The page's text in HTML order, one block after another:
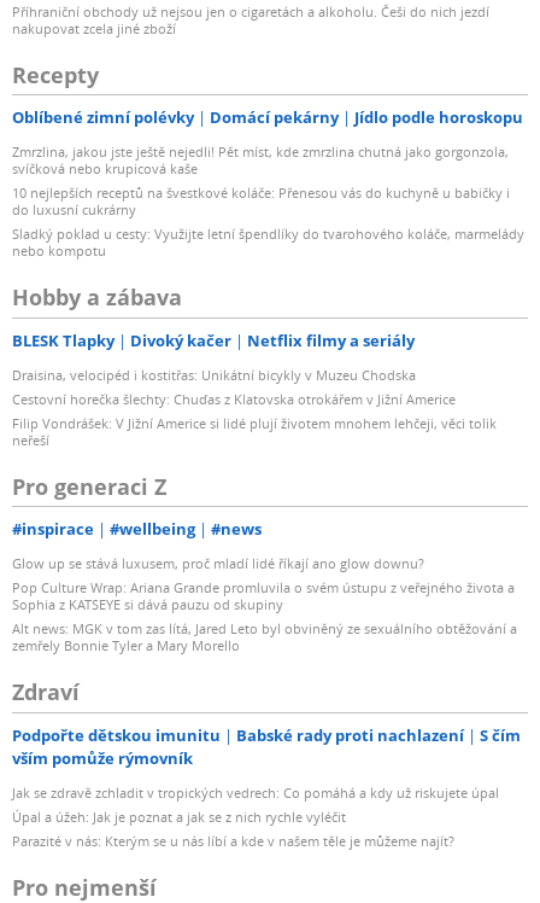
Příhraniční obchody už nejsou jen o cigaretách a alkoholu. Češi do nich jezdí
nakupovat zcela jiné zboží
Recepty
Oblíbené zimní polévky Domácí pekárny Jídlo podle horoskopu
Zmrzlina, jakou jste ještě nejedli! Pět míst, kde zmrzlina chutná jako gorgonzola,
svíčková nebo krupicová kaše
10 nejlepších receptů na švestkové koláče: Přenesou vás do kuchyně u babičky i
do luxusní cukrárny
Sladký poklad u cesty: Využijte letní špendlíky do tvarohového koláče, marmelády
nebo kompotu
Hobby a zábava
BLESK Tlapky Divoký kačer Netflix filmy a seriály
Draisina, velocipéd i kostitřas: Unikátní bicykly v Muzeu Chodska
Cestovní horečka šlechty: Chuďas z Klatovska otrokářem v Jižní Americe
Filip Vondrášek: V Jižní Americe si lidé plují životem mnohem lehčeji, věci tolik
neřeší
Pro generaci Z
#inspirace #wellbeing #news
Glow up se stává luxusem, proč mladí lidé říkají ano glow downu?
Pop Culture Wrap: Ariana Grande promluvila o svém ústupu z veřejného života a
Sophia z KATSEYE si dává pauzu od skupiny
Alt news: MGK v tom zas lítá, Jared Leto byl obviněný ze sexuálního obtěžování a
zemřely Bonnie Tyler a Mary Morello
Zdraví
Podpořte dětskou imunitu Babské rady proti nachlazení
S čím
vším pomůže rýmovník
Jak se zdravě zchladit v tropických vedrech: Co pomáhá a kdy už riskujete úpal
Úpal a úžeh: Jak je poznat a jak se z nich rychle vyléčit
Parazité v nás: Kterým se u nás líbí a kde v našem těle je můžeme najít?
Pro nejmenší